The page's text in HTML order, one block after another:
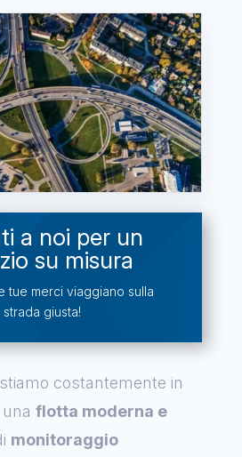
a noi per un
su misura
tue merci viaggiano sulla
strada giusta!
costantemente in
flotta moderna e
monitoraggio